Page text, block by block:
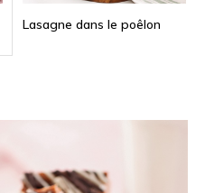
Lasagne dans le poêlon